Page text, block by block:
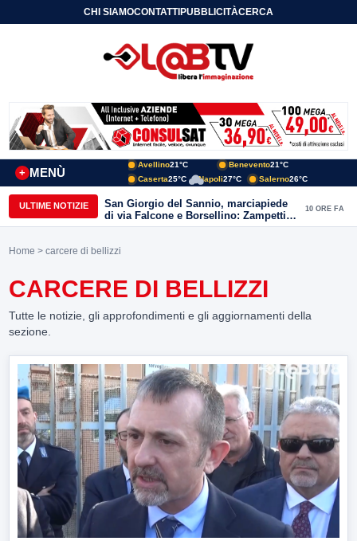
CHI SIAMOCONTATTIPUBBLICITÀCERCA
MENÙ
+
Avellino21°C Benevento21°C
Caserta25°C Napoli27°C Salerno26°C
ULTIME NOTIZIE
San Giorgio del Sannio, marciapiede
di via Falcone e Borsellino: Zampetti e
Lombardi replicano alle polemiche
10 ORE FA
Home > carcere di bellizzi
CARCERE DI BELLIZZI
Tutte le notizie, gli approfondimenti e gli aggiornamenti della
sezione.